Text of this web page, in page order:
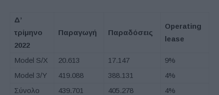
Δ’
τρίμηνο
2022
Παραγωγή Παραδόσεις
Operating
lease
Model S/X 20.613 17.147
9%
Model 3/Y
419.088 388.131
4%
Σύνολο
439.701 405.278 4%